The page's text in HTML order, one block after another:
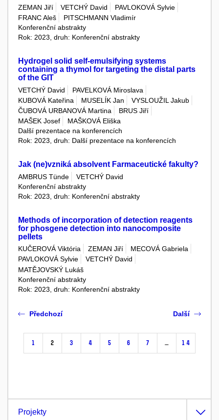
ZEMAN Jiří VETCHÝ David
PAVLOKOVÁ Sylvie
FRANC Aleš
PITSCHMANN Vladimír
Konferenční abstrakty
Rok: 2023, druh: Konferenční abstrakty
Hydrogel solid self-emulsifying systems
containing a thymol for targeting the distal parts
of the GIT
VETCHÝ David
PAVELKOVÁ Miroslava
KUBOVÁ Kateřina
MUSELÍK Jan
VYSLOUŽIL Jakub
ČUBOVÁ URBANOVÁ Martina
BRUS Jiří
MAŠEK Josef
MAŠKOVÁ Eliška
Další prezentace na konferencích
Rok: 2023, druh: Další prezentace na konferencích
Jak (ne)vzniká absolvent Farmaceutické fakulty?
AMBRUS Tünde
VETCHÝ David
Konferenční abstrakty
Rok: 2023, druh: Konferenční abstrakty
Methods of incorporation of detection reagents
for phosgene detection into nanocomposite
pellets
KUČEROVÁ Viktória ZEMAN Jiří
MECOVÁ Gabriela
PAVLOKOVÁ Sylvie
VETCHÝ David
MATĚJOVSKÝ Lukáš
Konferenční abstrakty
Rok: 2023, druh: Konferenční abstrakty
Předchozí
1 2 3 4 5 6 7 … 14
Další
Projekty